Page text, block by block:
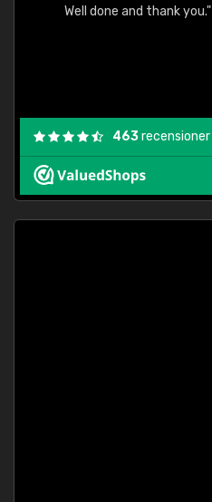
Well done and thank you."
463recensioner